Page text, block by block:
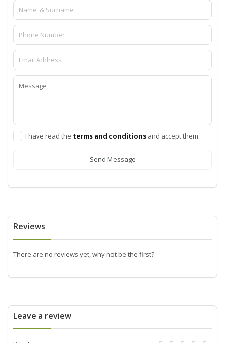
I have read the terms and conditions and accept them.
Send Message
Reviews
There are no reviews yet, why not be the first?
Leave a review